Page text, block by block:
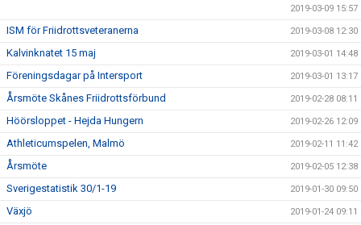
2019-03-09 15:57
ISM för Friidrottsveteranerna 2019-03-08 12:30
Kalvinknatet 15 maj 2019-03-01 14:48
Föreningsdagar på Intersport 2019-03-01 13:17
Årsmöte Skånes Friidrottsförbund 2019-02-28 08:11
Höörsloppet - Hejda Hungern 2019-02-26 12:09
Athleticumspelen, Malmö 2019-02-11 11:42
Årsmöte 2019-02-05 12:38
Sverigestatistik 30/1-19 2019-01-30 09:50
Växjö 2019-01-24 09:11